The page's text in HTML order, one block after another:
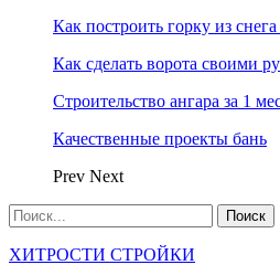
Как построить горку из
Как сделать ворота своими
Строительство ангара за 1
Качественные проекты бань
Prev Next
ХИТРОСТИ СТРОЙКИ